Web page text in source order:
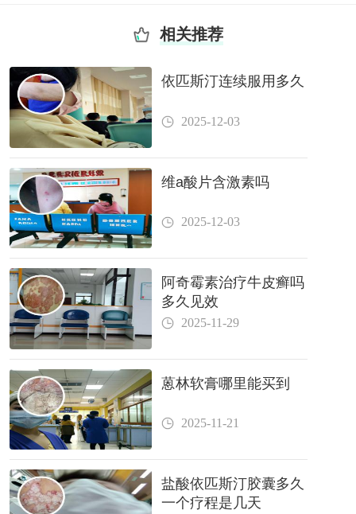
相关推荐
依匹斯汀连续服用多久
2025-12-03
维a酸片含激素吗
2025-12-03
阿奇霉素治疗牛皮癣吗
多久见效
2025-11-29
蒽林软膏哪里能买到
2025-11-21
盐酸依匹斯汀胶囊多久
一个疗程是几天